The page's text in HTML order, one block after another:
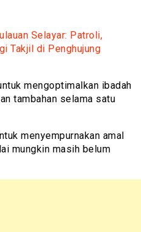
Selayar: Patroli,
Takjil di Penghujung
mengoptimalkan ibadah
tambahan selama satu
menyempurnakan amal
mungkin masih belum